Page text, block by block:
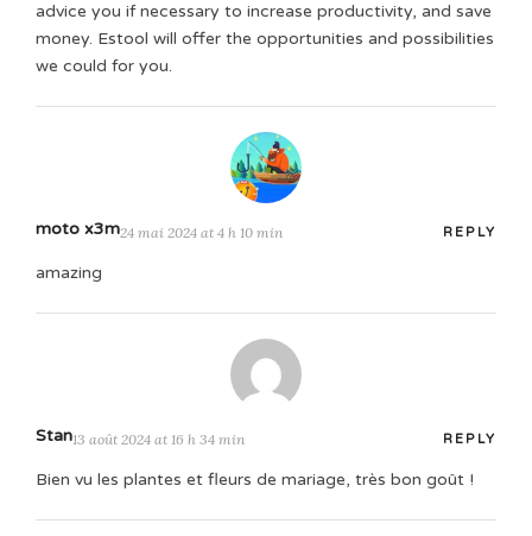
advice you if necessary to increase productivity, and save
money. Estool will offer the opportunities and possibilities
we could for you.
moto x3m24 mai 2024 at 4 h 10 min REPLY
amazing
Stan13 août 2024 at 16 h 34 min REPLY
Bien vu les plantes et fleurs de mariage, très bon goût !